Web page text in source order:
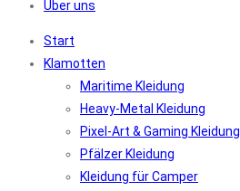
Über uns
Start
Klamotten
Maritime Kleidung
Heavy-Metal Kleidung
Pixel-Art & Gaming Kleidung
Pfälzer Kleidung
Kleidung für Camper